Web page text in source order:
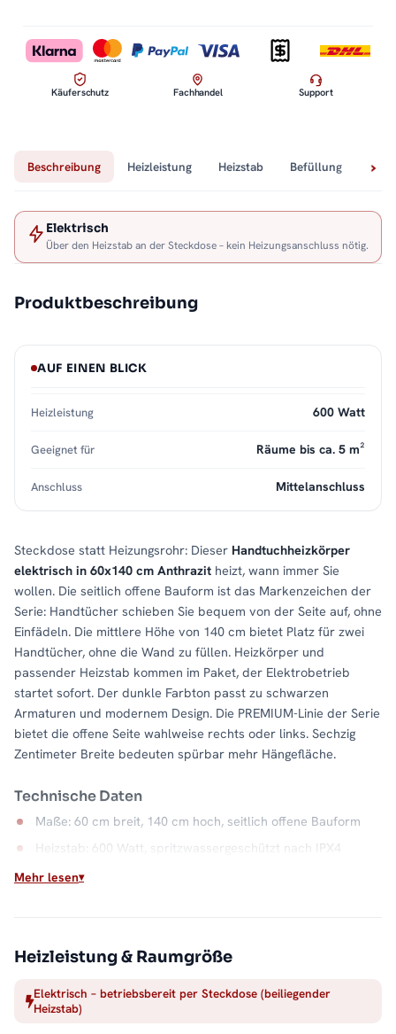
Käuferschutz Fachhandel Support
Beschreibung Heizleistung Heizstab Befüllung
Elektrisch
Über den Heizstab an der Steckdose – kein Heizungsanschluss nötig.
Produktbeschreibung
Steckdose statt Heizungsrohr: Dieser Handtuchheizkörper
elektrisch in 60x140 cm Anthrazit heizt, wann immer Sie
wollen. Die seitlich offene Bauform ist das Markenzeichen der
Serie: Handtücher schieben Sie bequem von der Seite auf, ohne
Einfädeln. Die mittlere Höhe von 140 cm bietet Platz für zwei
Handtücher, ohne die Wand zu füllen. Heizkörper und
passender Heizstab kommen im Paket, der Elektrobetrieb
startet sofort. Der dunkle Farbton passt zu schwarzen
Armaturen und modernem Design. Die PREMIUM-Linie der Serie
bietet die offene Seite wahlweise rechts oder links. Sechzig
Zentimeter Breite bedeuten spürbar mehr Hängefläche.
Technische Daten
Maße: 60 cm breit, 140 cm hoch, seitlich offene Bauform
Heizstab: 600 Watt, spritzwassergeschützt nach IPX4
Anschlusskabel: 115 cm
Wärme auf Abruf
Einschalten, aufheizen, Handtuch auflegen: Der elektrische
Betrieb macht die Badwärme unabhängig vom Heizsystem. Die
AUF EINEN BLICK
Heizleistung 600 Watt
Geeignet für Räume bis ca. 5 m²
Anschluss Mittelanschluss
Mehr lesen
Heizleistung & Raumgröße
Elektrisch – betriebsbereit per Steckdose (beiliegender
Heizstab)